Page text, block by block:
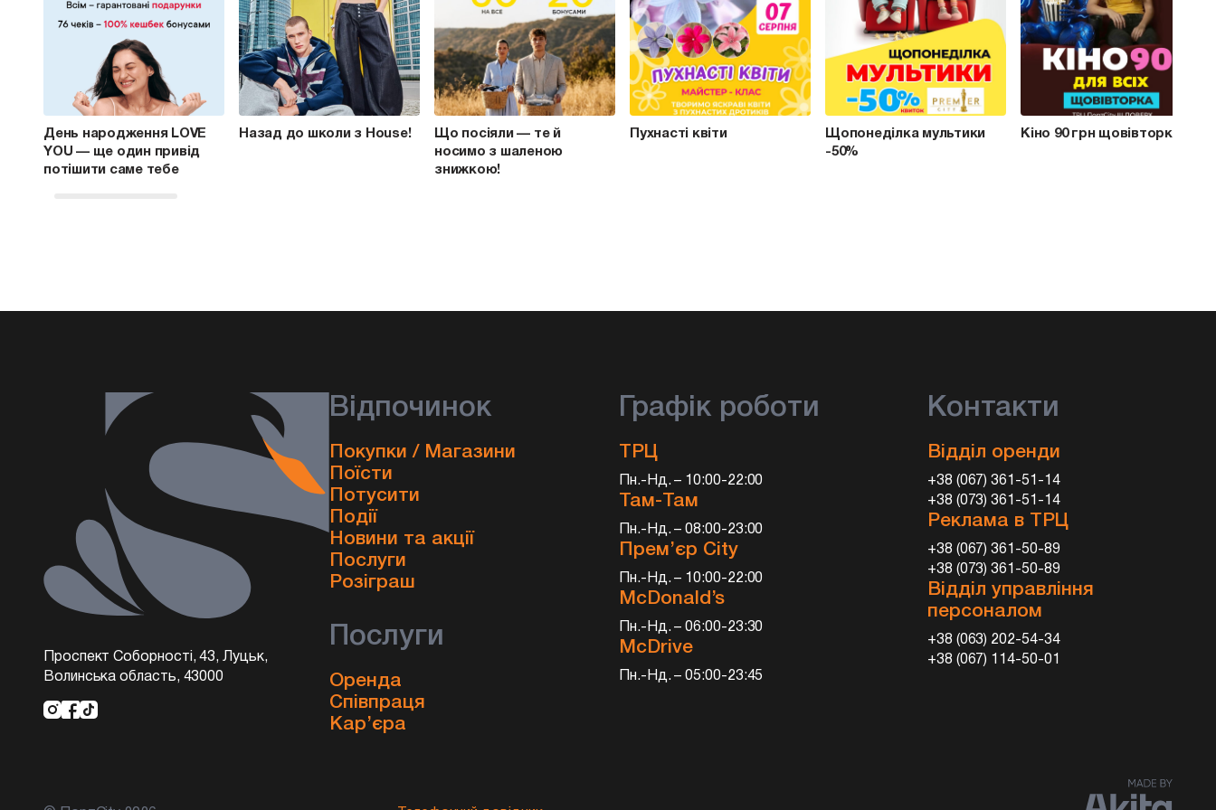
День народження LOVE
YOU — ще один привід
потішити саме тебе
Назад до школи з House!
Що посіяли — те й
носимо з шаленою
знижкою!
Пухнасті квіти
Щопонеділка мультики
-50%
Кіно 90 грн щовівторка
Проспект Соборності, 43, Луцьк,
Волинська область, 43000
Відпочинок
Покупки / Магазини
Поїсти
Потусити
Події
Новини та акції
Послуги
Розіграш
Послуги
Оренда
Співпраця
Кар’єра
Графік роботи
ТРЦ
Пн.-Нд. – 10:00-22:00
Там-Там
Пн.-Нд. – 08:00-23:00
Прем’єр City
Пн.-Нд. – 10:00-22:00
McDonald’s
Пн.-Нд. – 06:00-23:30
McDrive
Пн.-Нд. – 05:00-23:45
Контакти
Відділ оренди
+38 (067) 361-51-14
+38 (073) 361-51-14
Реклама в ТРЦ
+38 (067) 361-50-89
+38 (073) 361-50-89
Відділ управління
персоналом
+38 (063) 202-54-34
+38 (067) 114-50-01